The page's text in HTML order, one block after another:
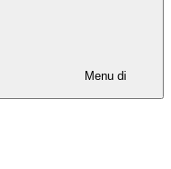
Menu di